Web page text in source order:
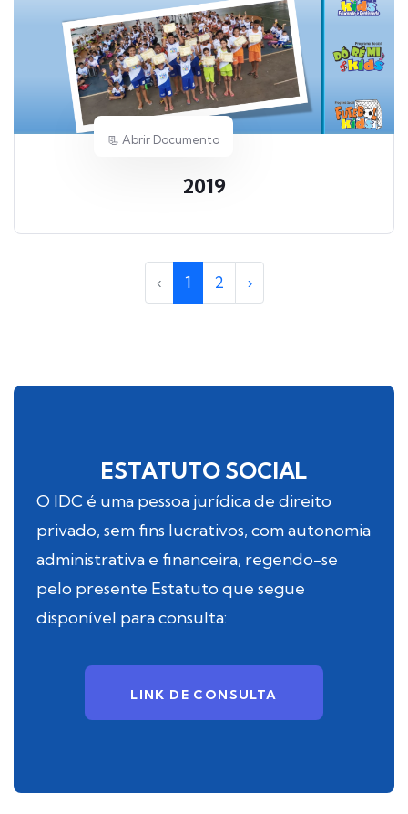
📃 Abrir Documento
2019
‹ 1 2 ›
ESTATUTO SOCIAL
O IDC é uma pessoa jurídica de direito
privado, sem fins lucrativos, com autonomia
administrativa e financeira, regendo-se
pelo presente Estatuto que segue
disponível para consulta:
LINK DE CONSULTA